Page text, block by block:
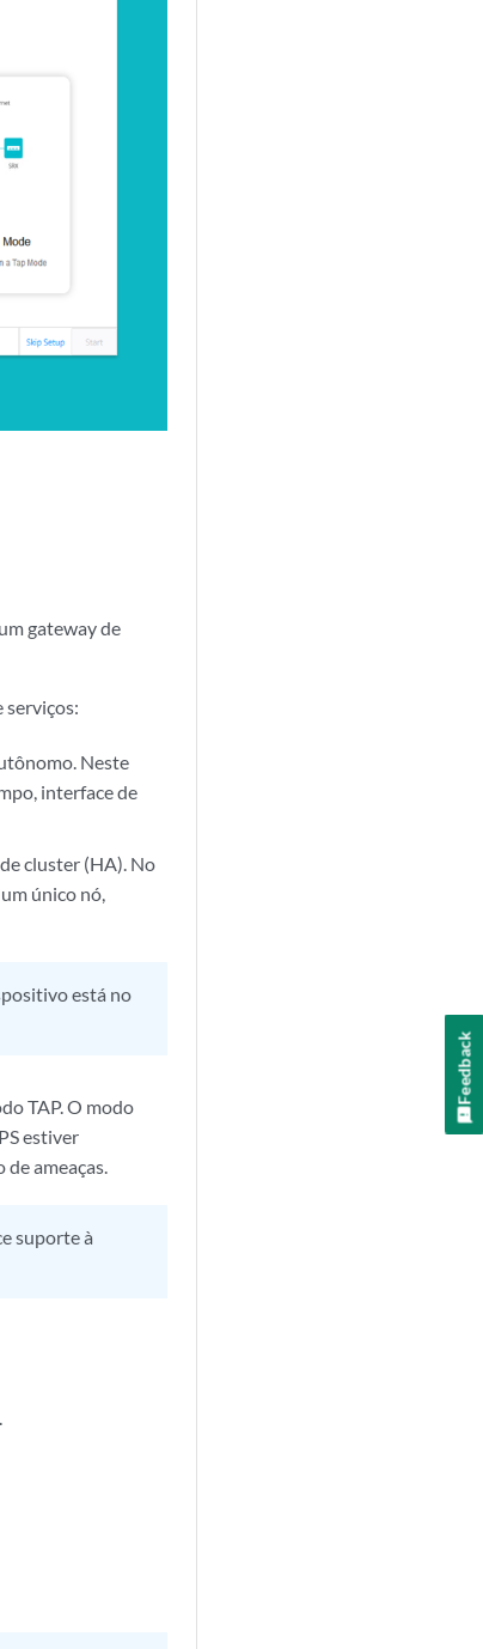
gateway de
serviços:
Neste
interface de
cluster (HA). No
único nó,
está no
TAP. O modo
estiver
ameaças.
suporte à
Feedback